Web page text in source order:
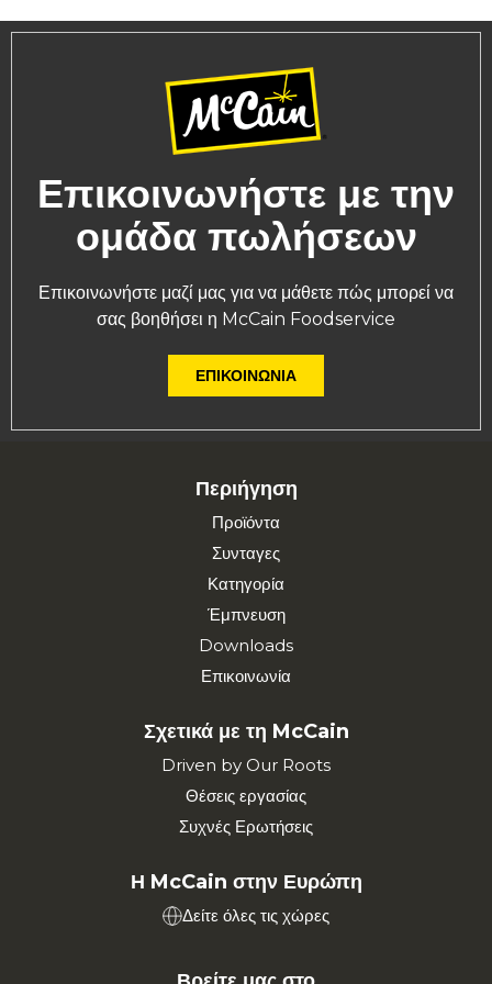
Επικοινωνήστε με την
ομάδα πωλήσεων
Επικοινωνήστε μαζί μας για να μάθετε πώς μπορεί να
σας βοηθήσει η McCain Foodservice
ΕΠΙΚΟΙΝΩΝΊΑ
Περιήγηση
Προϊόντα
Συνταγες
Κατηγορία
Έμπνευση
Downloads
Επικοινωνία
Σχετικά με τη McCain
Driven by Our Roots
Θέσεις εργασίας
Συχνές Ερωτήσεις
Η McCain στην Ευρώπη
Δείτε όλες τις χώρες